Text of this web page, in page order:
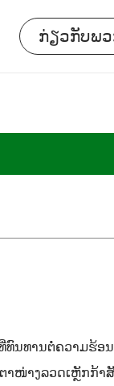
ກ່ຽວກັບພວ
ທົນທານຕໍ່ຄວາມຮ້
າໜ່າງລວດເຫຼັກກ້